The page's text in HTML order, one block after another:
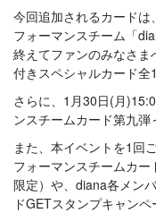
今回追加されるカード
フォーマンスチーム「
終えてファンのみなさ
付きスペシャルカード全
さらに、1月30日(月
ンスチームカード第九弾
また、本イベントを1回
フォーマンスチームカ
限定）や、diana各メン
ドGETスタンプキャンペ